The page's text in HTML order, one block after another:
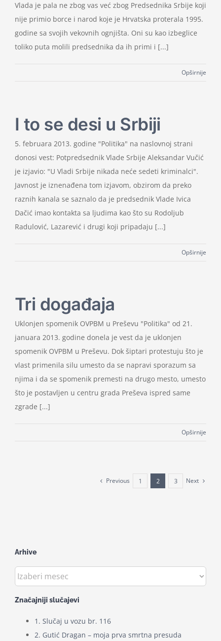
Vlada je pala ne zbog vas već zbog Predsednika Srbije koji
nije primio borce i narod koje je Hrvatska proterala 1995.
godine sa svojih vekovnih ognjišta. Oni su kao izbeglice
toliko puta molili predsednika da ih primi i [...]
Opširnije
I to se desi u Srbiji
5. februara 2013. godine "Politika" na naslovnoj strani
donosi vest: Potpredsednik Vlade Srbije Aleksandar Vučić
je izjavio: "U Vladi Srbije nikada neće sedeti kriminalci".
Javnost je iznenađena tom izjavom, obzirom da preko
raznih kanala se saznalo da je predsednik Vlade Ivica
Dačić imao kontakta sa ljudima kao što su Rodoljub
Radulović, Lazarević i drugi koji pripadaju [...]
Opširnije
Tri događaja
Uklonjen spomenik OVPBM u Preševu "Politika" od 21.
januara 2013. godine donela je vest da je uklonjen
spomenik OVPBM u Preševu. Dok šiptari protestuju što je
vlast primenila silu umesto da se napravi sporazum sa
njima i da se spomenik premesti na drugo mesto, umesto
što je postavljen u centru grada Preševa ispred same
zgrade [...]
Opširnije
Previous 1 2 3 Next
Arhive
Arhive
Značajniji slučajevi
1. Slučaj u vozu br. 116
2. Gutić Dragan – moja prva smrtna presuda